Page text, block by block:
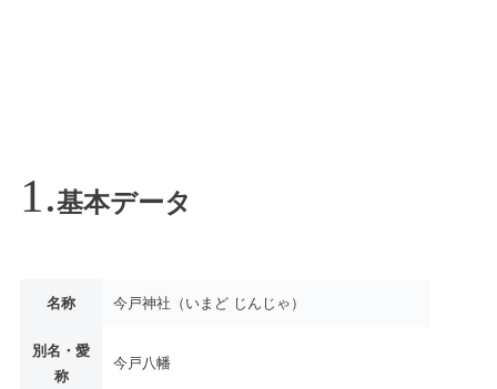
基本データ
名称 今戸神社（いまど じんじゃ）
別名・愛
称
今戸八幡